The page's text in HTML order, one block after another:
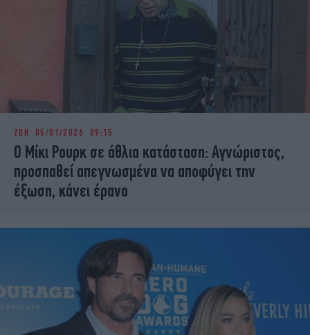
ΖΩΗ 05/01/2026 09:15
O Μίκι Ρουρκ σε άθλια κατάσταση: Αγνώριστος,
προσπαθεί απεγνωσμένα να αποφύγει την
έξωση, κάνει έρανο